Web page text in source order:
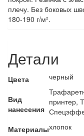
плечу. Без боковых
180-190 г/м².
Детали
Цвета черный
Вид
нанесения
принтер,
Материалыхлопок